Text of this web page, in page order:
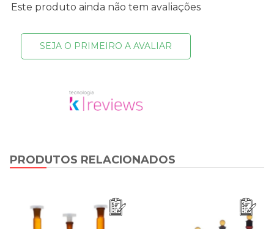
Este produto ainda não tem avaliações
SEJA O PRIMEIRO A AVALIAR
PRODUTOS RELACIONADOS